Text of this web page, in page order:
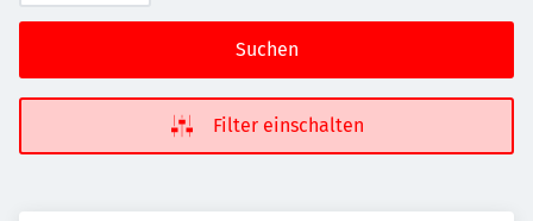
Suchen
Filter einschalten